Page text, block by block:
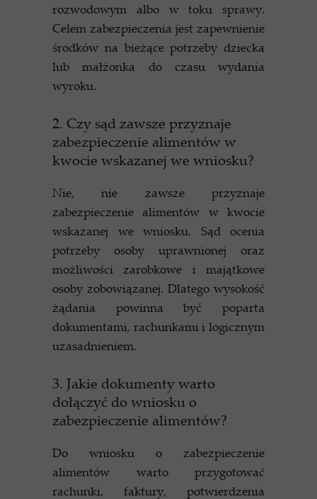
rozwodowym albo w toku sprawy.
Celem zabezpieczenia jest zapewnienie
środków na bieżące potrzeby dziecka
lub małżonka do czasu wydania
wyroku.
2. Czy sąd zawsze przyznaje
zabezpieczenie alimentów w
kwocie wskazanej we wniosku?
Nie, nie zawsze przyznaje
zabezpieczenie alimentów w kwocie
wskazanej we wniosku. Sąd ocenia
potrzeby osoby uprawnionej oraz
możliwości zarobkowe i majątkowe
osoby zobowiązanej. Dlatego wysokość
żądania powinna być poparta
dokumentami, rachunkami i logicznym
uzasadnieniem.
3. Jakie dokumenty warto
dołączyć do wniosku o
zabezpieczenie alimentów?
Do wniosku o zabezpieczenie
alimentów warto przygotować
rachunki, faktury, potwierdzenia